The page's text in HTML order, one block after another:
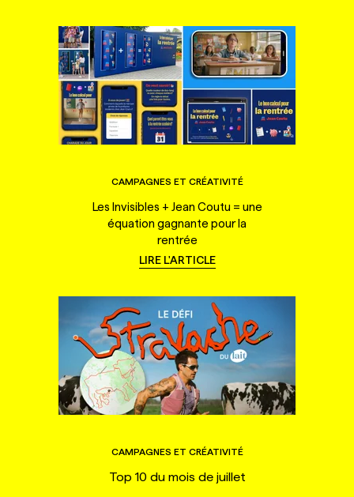
CAMPAGNES ET CRÉATIVITÉ
Les Invisibles + Jean Coutu = une
équation gagnante pour la
rentrée
LIRE L'ARTICLE
CAMPAGNES ET CRÉATIVITÉ
Top 10 du mois de juillet